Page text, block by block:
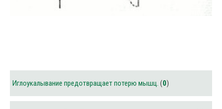
Иглоукалывание предотвращает потерю мышц. (0)